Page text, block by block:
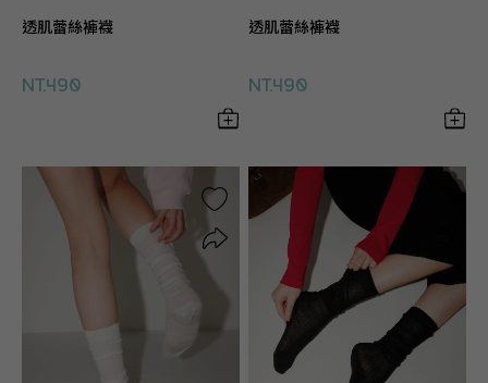
透肌蕾絲褲襪
NT.490
透肌蕾絲褲襪
NT.490